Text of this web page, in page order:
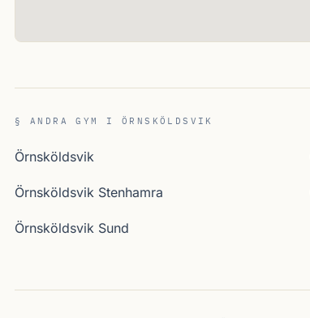
§ ANDRA GYM I ÖRNSKÖLDSVIK
Örnsköldsvik
Örnsköldsvik Stenhamra
Örnsköldsvik Sund